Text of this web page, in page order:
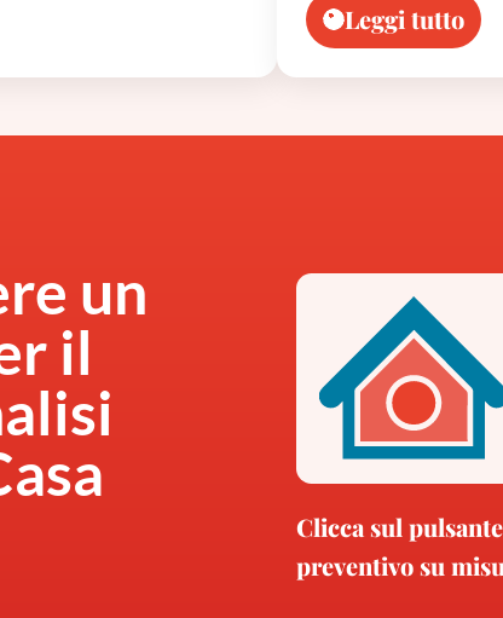
Leggi tutto
un
il
Clicca sul
preventivo su